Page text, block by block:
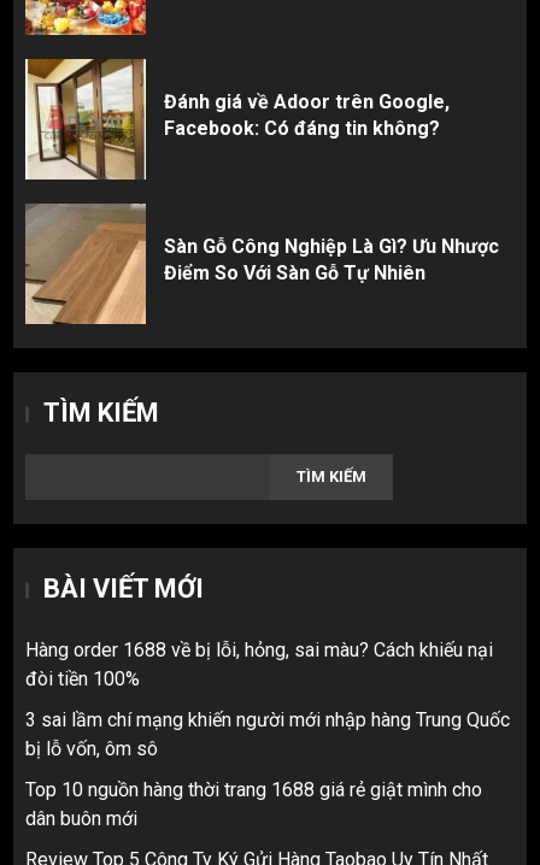
Đánh giá về Adoor trên Google,
Facebook: Có đáng tin không?
Sàn Gỗ Công Nghiệp Là Gì? Ưu Nhược
Điểm So Với Sàn Gỗ Tự Nhiên
TÌM KIẾM
TÌM KIẾM
BÀI VIẾT MỚI
Hàng order 1688 về bị lỗi, hỏng, sai màu? Cách khiếu nại
đòi tiền 100%
3 sai lầm chí mạng khiến người mới nhập hàng Trung Quốc
bị lỗ vốn, ôm sô
Top 10 nguồn hàng thời trang 1688 giá rẻ giật mình cho
dân buôn mới
Review Top 5 Công Ty Ký Gửi Hàng Taobao Uy Tín Nhất